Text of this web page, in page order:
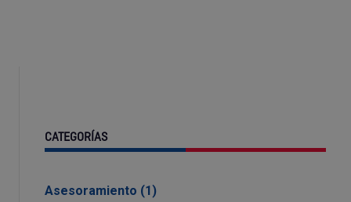
CATEGORÍAS
Asesoramiento (1)